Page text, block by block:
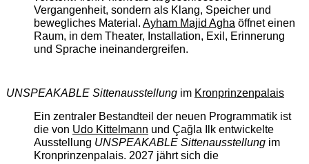
Vergangenheit, sondern als Klang, Speicher und
bewegliches Material. Ayham Majid Aghaöffnet einen
Raum, in dem Theater, Installation, Exil, Erinnerung
und Sprache ineinandergreifen.
UNSPEAKABLE Sittenausstellungim Kronprinzenpalais
Ein zentraler Bestandteil der neuen Programmatik ist
die von Udo Kittelmann und Çağla Ilk entwickelte
Ausstellung UNSPEAKABLE Sittenausstellungim
Kronprinzenpalais. 2027 jährt sich die